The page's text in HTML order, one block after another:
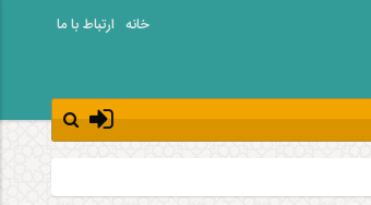
خانه ارتباط با ما